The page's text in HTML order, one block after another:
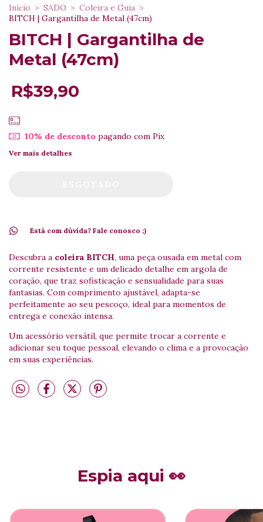
Início > SADO > Coleira e Guia >
BITCH | Gargantilha de Metal (47cm)
BITCH | Gargantilha de
Metal (47cm)
R$39,90
10% de desconto pagando com Pix
Ver mais detalhes
Está com dúvida? Fale conosco ;)
Descubra a coleira BITCH, uma peça ousada em metal com
corrente resistente e um delicado detalhe em argola de
coração, que traz sofisticação e sensualidade para suas
fantasias. Com comprimento ajustável, adapta-se
perfeitamente ao seu pescoço, ideal para momentos de
entrega e conexão intensa.
Um acessório versátil, que permite trocar a corrente e
adicionar seu toque pessoal, elevando o clima e a provocação
em suas experiências.
Espia aqui 👀